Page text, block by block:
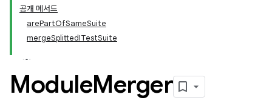
공개 메서드
arePartOfSameSuite
mergeSplittedITestSuite
ModuleMerger